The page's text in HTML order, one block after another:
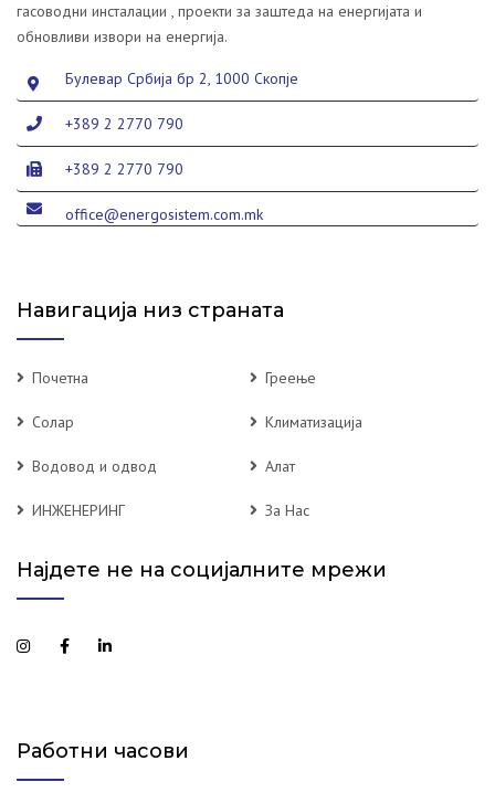
гасоводни инсталации , проекти за заштеда на енергијата и
обновливи извори на енергија.
Булевар Србија бр 2, 1000 Скопје
+389 2 2770 790
+389 2 2770 790
office@energosistem.com.mk
Навигација низ страната
Почетна Греење
Солар Климатизација
Водовод и одвод Алат
ИНЖЕНЕРИНГ За Нас
Најдете не на социјалните мрежи
Работни часови